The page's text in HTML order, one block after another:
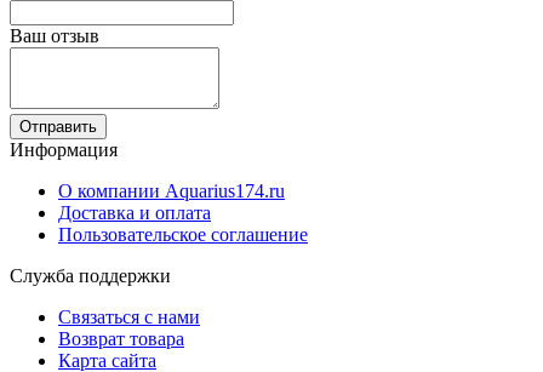
Ваш отзыв
Отправить
Информация
О компании Aquarius174.ru
Доставка и оплата
Пользовательское соглашение
Служба поддержки
Связаться с нами
Возврат товара
Карта сайта